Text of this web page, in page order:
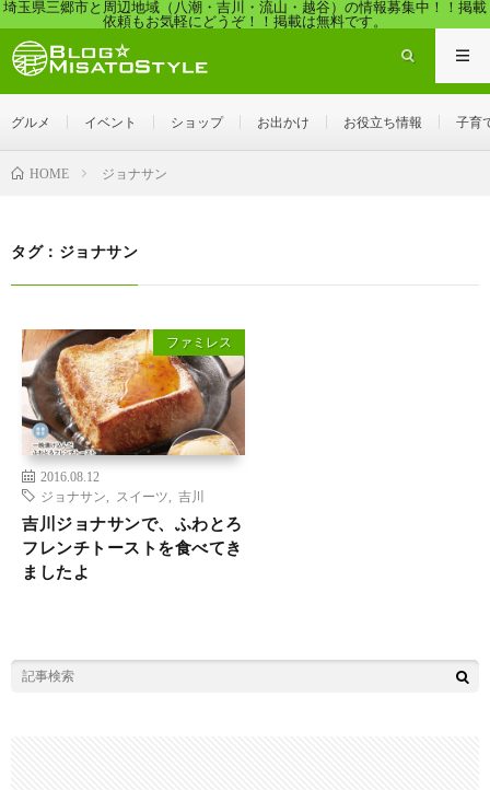
埼玉県三郷市と周辺地域（八潮・吉川・流山・越谷）の情報募集中！！掲載
依頼もお気軽にどうぞ！！掲載は無料です。
グルメ イベント ショップ お出かけ お役立ち情報 子育
HOME ジョナサン
タグ：ジョナサン
ファミレス
2016.08.12
ジョナサン
スイーツ 吉川
吉川ジョナサンで、ふわとろ
フレンチトーストを食べてき
ましたよ